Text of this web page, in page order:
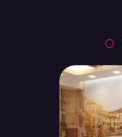
○